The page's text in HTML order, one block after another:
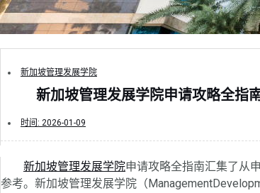
新加坡管理发展学院
新加坡管理发展学院申请攻略全指
时间: 2026-01-09
新加坡管理发展学院申请攻略全指南汇集了从
参考。新加坡管理发展学院（